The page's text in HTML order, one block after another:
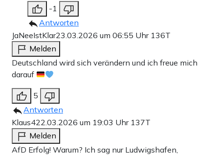
-1
Antworten
JaNeeIstKlar23.03.2026 um 06:55 Uhr 136T
Melden
Deutschland wird sich verändern und ich freue mich
darauf
5
Antworten
Klaus422.03.2026 um 19:03 Uhr 137T
Melden
AfD Erfolg! Warum? Ich sag nur Ludwigshafen,